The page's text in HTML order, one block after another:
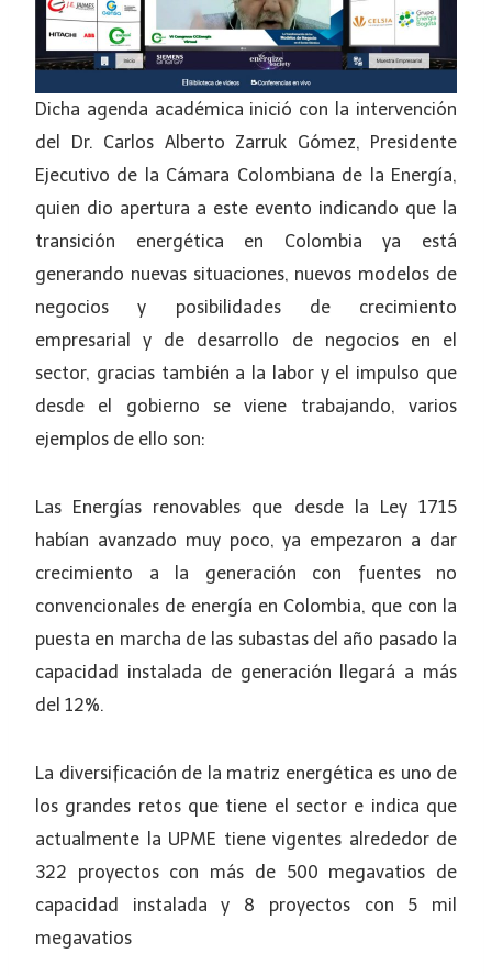
Dicha agenda académica inició con la intervención
del Dr. Carlos Alberto Zarruk Gómez, Presidente
Ejecutivo de la Cámara Colombiana de la Energía,
quien dio apertura a este evento indicando que la
transición energética en Colombia ya está
generando nuevas situaciones, nuevos modelos de
negocios y posibilidades de crecimiento
empresarial y de desarrollo de negocios en el
sector, gracias también a la labor y el impulso que
desde el gobierno se viene trabajando, varios
ejemplos de ello son:
Las Energías renovables que desde la Ley 1715
habían avanzado muy poco, ya empezaron a dar
crecimiento a la generación con fuentes no
convencionales de energía en Colombia, que con la
puesta en marcha de las subastas del año pasado la
capacidad instalada de generación llegará a más
del 12%.
La diversificación de la matriz energética es uno de
los grandes retos que tiene el sector e indica que
actualmente la UPME tiene vigentes alrededor de
322 proyectos con más de 500 megavatios de
capacidad instalada y 8 proyectos con 5 mil
megavatios